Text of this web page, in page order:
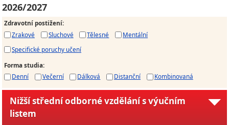
2026/2027
Zdravotní postižení:
Zrakové
Sluchové Tělesné
Mentální
Specifické poruchy učení
Forma studia:
Denní
Večerní Dálková Distanční Kombinovaná
Nižší střední odborné vzdělání s výučním
listem